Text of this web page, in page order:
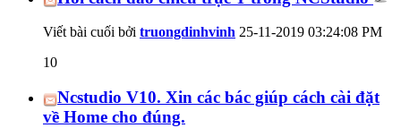
Viết bài cuối bởi truongdinhvinh 25-11-2019 03:24:08 PM
10
Ncstudio V10. Xin các bác giúp cách cài đặt
về Home cho đúng.